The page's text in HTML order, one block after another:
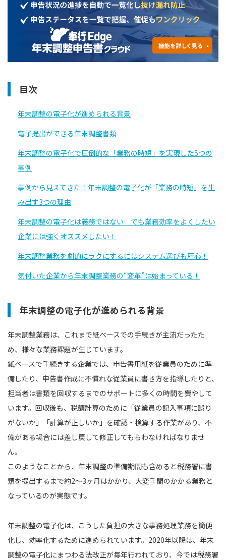
目次
年末調整の電子化が進められる背景
電子提出ができる年末調整書類
年末調整の電子化で圧倒的な「業務の時短」を実現した5つの
事例
事例から見えてきた！年末調整の電子化が「業務の時短」を生
み出す3つの理由
年末調整の電子化は義務ではない でも業務効率をよくしたい
企業には強くオススメしたい！
年末調整業務を劇的にラクにするにはシステム選びも肝心！
気付いた企業から年末調整業務の“変革”は始まっている！
年末調整の電子化が進められる背景
年末調整業務は、これまで紙ベースでの手続きが主流だったた
め、様々な業務課題が生じています。
紙ベースで手続きする企業では、申告書用紙を従業員のために準
備したり、申告書作成に不慣れな従業員に書き方を指導したりと、
担当者は書類を回収するまでのサポートに多くの時間を費やして
います。回収後も、税額計算のために「従業員の記入事項に誤り
がないか」「計算が正しいか」を確認・検算する作業があり、不
備がある場合には差し戻して修正してもらわなければなりませ
ん。
このようなことから、年末調整の準備期間も含めると税務署に書
類を提出するまで約2〜3ヶ月はかかり、大変手間のかかる業務と
なっているのが実態です。
年末調整の電子化は、こうした負担の大きな事務処理業務を簡便
化し、効率化するために進められています。2020年以降は、年末
調整の電子化にまつわる法改正が毎年行われており、今では税務署